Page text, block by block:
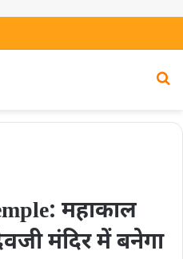
महाकाल
मंदिर में बनेगा